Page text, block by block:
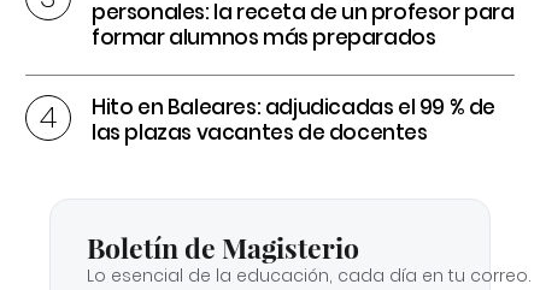
personales: la receta de un profesor para
formar alumnos más preparados
Hito en Baleares: adjudicadas el 99 % de
las plazas vacantes de docentes
Boletín de Magisterio
Lo esencial de la educación, cada día en tu correo.